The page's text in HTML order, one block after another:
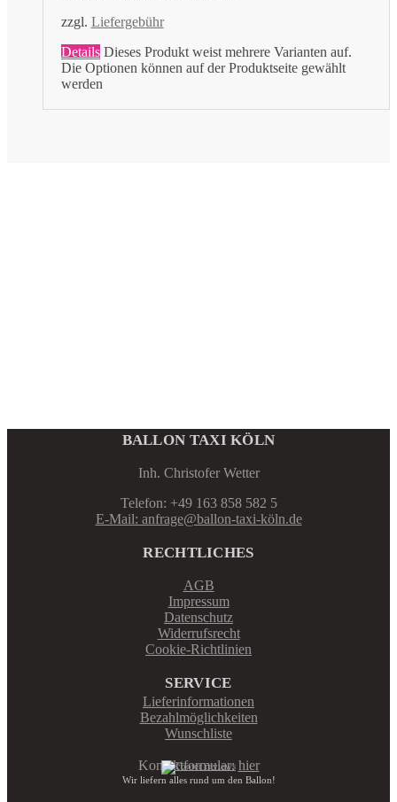
zzgl. Liefergebühr
Details Dieses Produkt weist mehrere Varianten auf.
Die Optionen können auf der Produktseite gewählt
werden
BALLON TAXI KÖLN
Inh. Christofer Wetter
Telefon: +49 163 858 582 5
E-Mail: anfrage@ballon-taxi-köln.de
RECHTLICHES
AGB
Impressum
Datenschutz
Widerrufsrecht
Cookie-Richtlinien
SERVICE
Lieferinformationen
Bezahlmöglichkeiten
Wunschliste
Kontaktformular:hier
Wir liefern alles rund um den Ballon!